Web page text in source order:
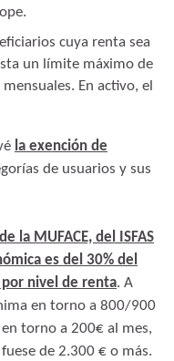
cuya renta sea
un límite máximo de
En activo, el
la exención de
de usuarios y sus
la MUFACE, del ISFAS
es del 30% del
nivel de renta. A
en torno a 800/900
torno a 200€ al mes,
de 2.300 € o más.